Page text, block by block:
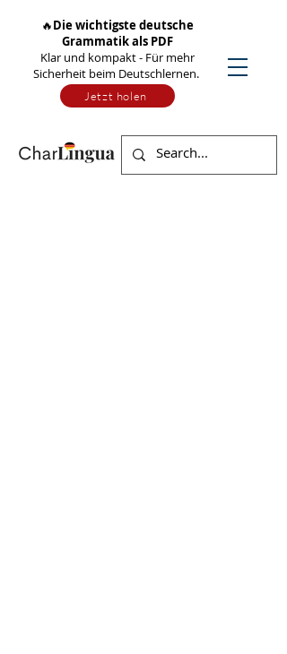
🔥Die wichtigste deutsche
Grammatik als PDF
Klar und kompakt - Für mehr
Sicherheit beim Deutschlernen.
Jetzt holen